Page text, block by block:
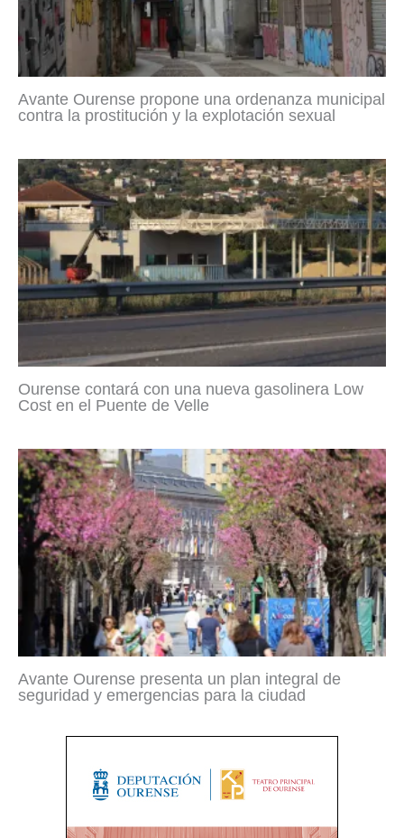
Avante Ourense propone una ordenanza municipal
contra la prostitución y la explotación sexual
Ourense contará con una nueva gasolinera Low
Cost en el Puente de Velle
Avante Ourense presenta un plan integral de
seguridad y emergencias para la ciudad